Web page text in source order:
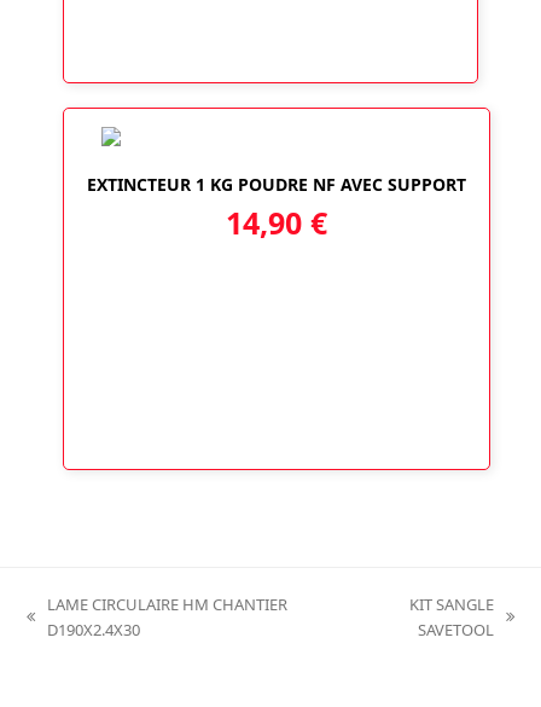
EXTINCTEUR 1 KG POUDRE NF AVEC SUPPORT
14,90 €
previous
LAME CIRCULAIRE HM CHANTIER
D190X2.4X30
KIT SANGLE
SAVETOOL